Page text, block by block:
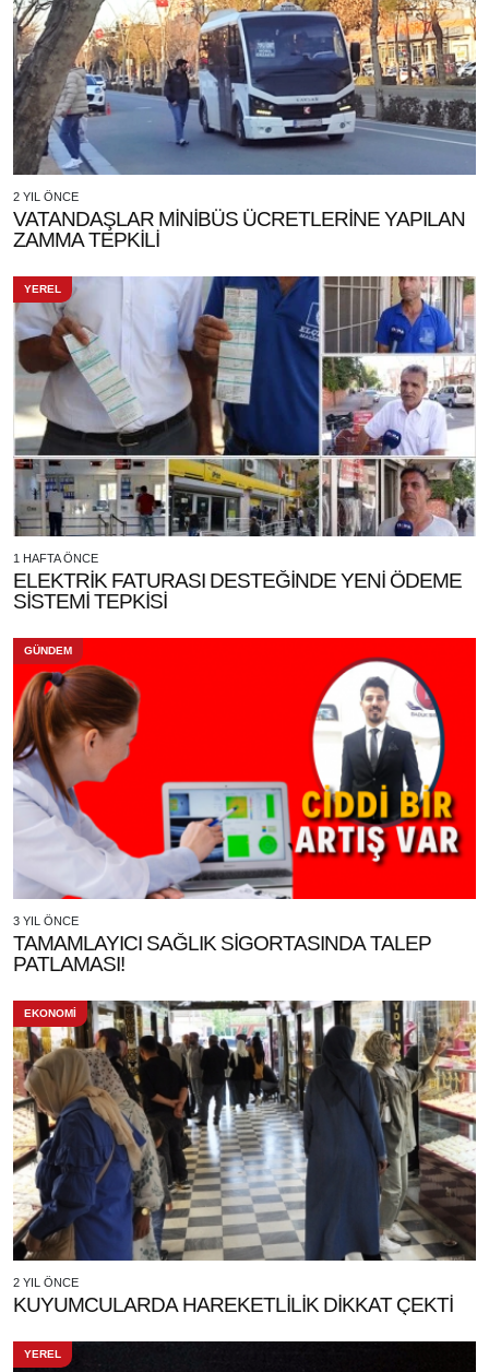
2 YIL ÖNCE
VATANDAŞLAR MİNİBÜS ÜCRETLERİNE YAPILAN
ZAMMA TEPKİLİ
YEREL
1 HAFTA ÖNCE
ELEKTRİK FATURASI DESTEĞİNDE YENİ ÖDEME
SİSTEMİ TEPKİSİ
GÜNDEM
3 YIL ÖNCE
TAMAMLAYICI SAĞLIK SİGORTASINDA TALEP
PATLAMASI!
EKONOMİ
2 YIL ÖNCE
KUYUMCULARDA HAREKETLİLİK DİKKAT ÇEKTİ
YEREL